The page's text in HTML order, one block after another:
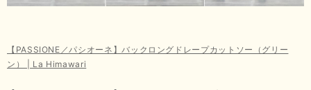
【PASSIONE／パシオーネ】バックロングドレープカットソー（グリー
ン） | La Himawari